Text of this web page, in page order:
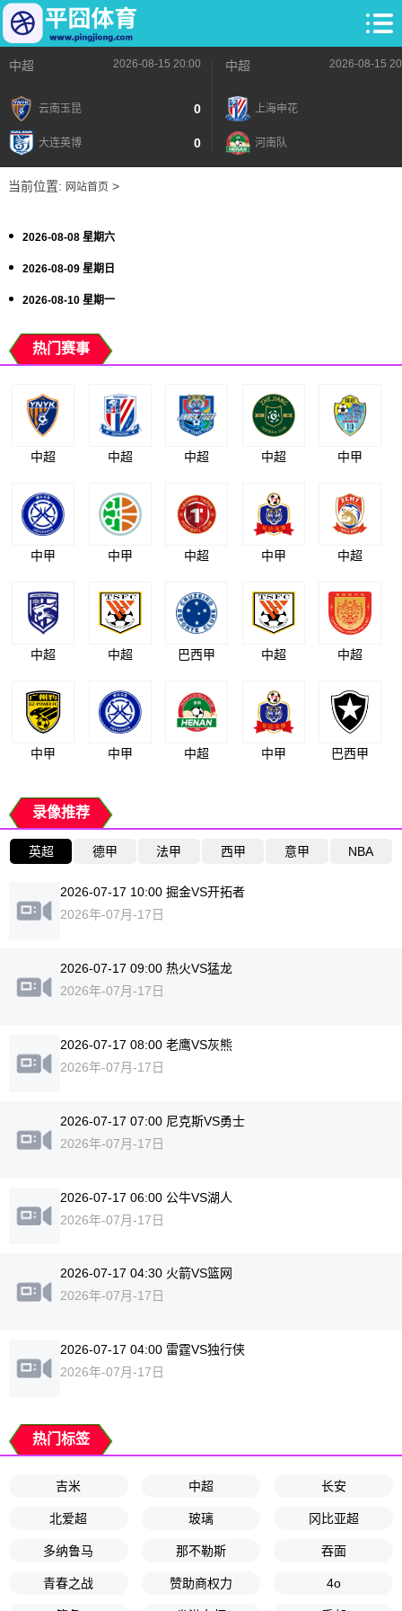
中超 2026-08-15 20:00
云南玉昆 0
大连英博 0
中超 2026-08-15
上海申花
河南队
当前位置: 网站首页>
2026-08-08 星期六
2026-08-09 星期日
2026-08-10 星期一
热门赛事
中超 中超 中超 中超 中甲
中甲 中甲 中超 中甲 中超
中超 中超 巴西甲 中超 中超
中甲 中甲 中超 中甲 巴西甲
录像推荐
英超 德甲 法甲 西甲 意甲 NBA
2026-07-17 10:00 掘金VS开拓者
2026年-07月-17日
2026-07-17 09:00 热火VS猛龙
2026年-07月-17日
2026-07-17 08:00 老鹰VS灰熊
2026年-07月-17日
2026-07-17 07:00 尼克斯VS勇士
2026年-07月-17日
2026-07-17 06:00 公牛VS湖人
2026年-07月-17日
2026-07-17 04:30 火箭VS篮网
2026年-07月-17日
2026-07-17 04:00 雷霆VS独行侠
2026年-07月-17日
热门标签
吉米 中超 长安
北爱超 玻璃 冈比亚超
多纳鲁马 那不勒斯 吞面
青春之战 赞助商权力 4o